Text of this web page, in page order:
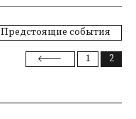
Предстоящие события
1 2